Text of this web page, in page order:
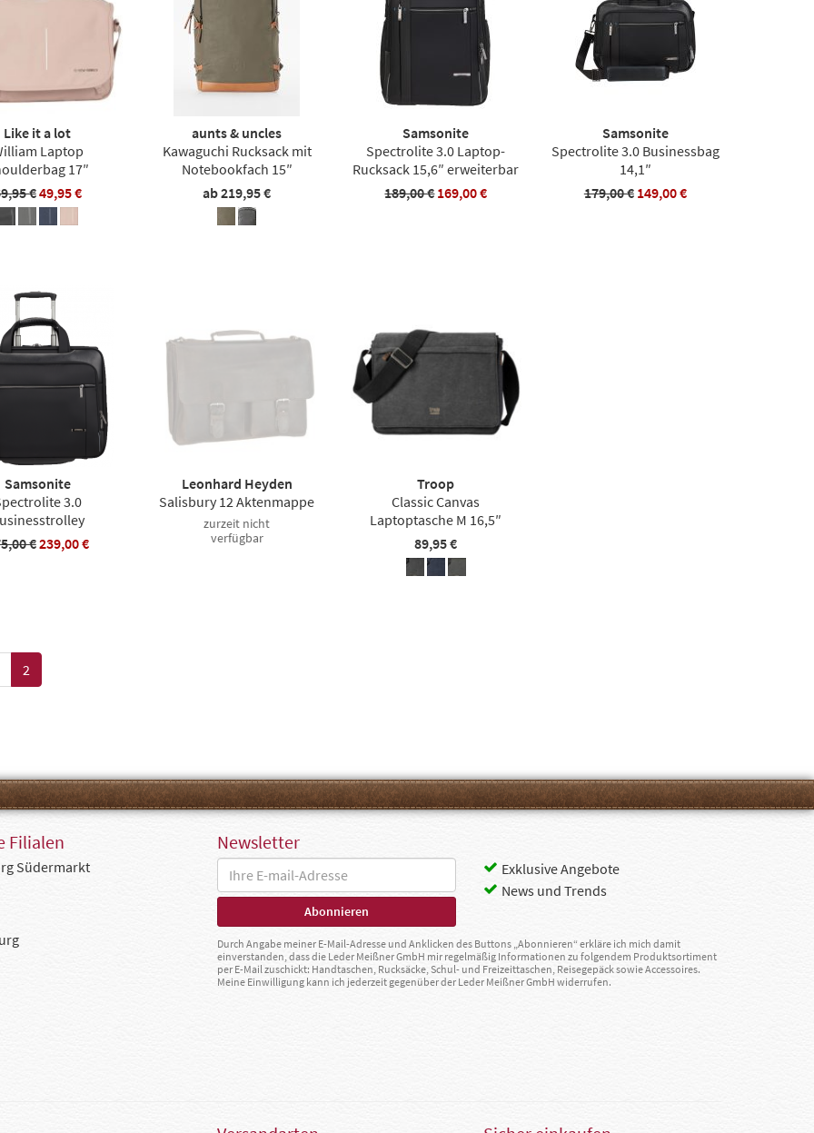
Like it a lot
Laptop
17″
€49,95 €
aunts & uncles
Kawaguchi Rucksack mit
Notebookfach 15″
ab 219,95 €
Samsonite
Spectrolite 3.0 Laptop-
Rucksack 15,6″ erweiterbar
189,00 €169,00 €
Samsonite
Spectrolite 3.0 Businessbag
14,1″
179,00 € 149,00 €
Samsonite
3.0
€239,00 €
Leonhard Heyden
Salisbury 12 Aktenmappe
zurzeit nicht
verfügbar
Troop
Classic Canvas
Laptoptasche M 16,5″
89,95 €
2
Filialen
Südermarkt
Newsletter
Exklusive Angebote
News und Trends
Durch Angabe meiner E-Mail-Adresse und Anklicken des Buttons „Abonnieren“ erkläre ich mich damit
einverstanden, dass die Leder Meißner GmbH mir regelmäßig Informationen zu folgendem Produktsortiment
per E-Mail zuschickt: Handtaschen, Rucksäcke, Schul- und Freizeittaschen, Reisegepäck sowie Accessoires.
Meine Einwilligung kann ich jederzeit gegenüber der Leder Meißner GmbH widerrufen.